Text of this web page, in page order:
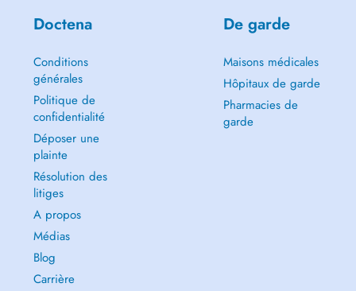
Doctena
Conditions
générales
Politique de
confidentialité
Déposer une
plainte
Résolution des
litiges
A propos
Médias
Blog
Carrière
De garde
Maisons médicales
Hôpitaux de garde
Pharmacies de
garde